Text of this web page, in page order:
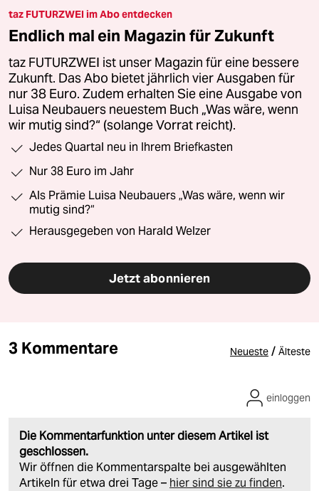
taz FUTURZWEI im Abo entdecken
Endlich mal ein Magazin für Zukunft
taz FUTURZWEI ist unser Magazin für eine bessere
Zukunft. Das Abo bietet jährlich vier Ausgaben für
nur 38 Euro. Zudem erhalten Sie eine Ausgabe von
Luisa Neubauers neuestem Buch „Was wäre, wenn
wir mutig sind?“ (solange Vorrat reicht).
Jedes Quartal neu in Ihrem Briefkasten
Nur 38 Euro im Jahr
Als Prämie Luisa Neubauers „Was wäre, wenn wir
mutig sind?“
Herausgegeben von Harald Welzer
Jetzt abonnieren
3 Kommentare Neueste / Älteste
Die Kommentarfunktion unter diesem Artikel ist
geschlossen.
Wir öffnen die Kommentarspalte bei ausgewählten
Artikeln für etwa drei Tage – hier sind sie zu finden.
einloggen